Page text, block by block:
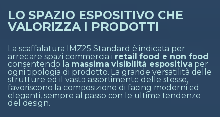
LO SPAZIO ESPOSITIVO CHE
VALORIZZA I PRODOTTI
La scaffalatura IMZ25 Standard è indicata per
arredare spazi commerciali retail food e non food
consentendo la massima visibilità espositiva per
ogni tipologia di prodotto. La grande versatilità delle
strutture ed il vasto assortimento delle stesse,
favoriscono la composizione di facing moderni ed
eleganti, sempre al passo con le ultime tendenze
del design.